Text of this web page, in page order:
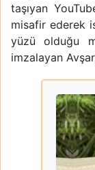
taşıyan
misafir ederek
yüzü olduğu
imzalayan